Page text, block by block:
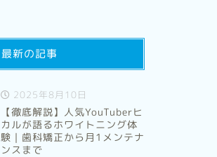
最新の記事
2025年8月10日
【徹底解説】人気YouTuberヒ
カルが語るホワイトニング体
験｜歯科矯正から月1メンテナ
ンスまで